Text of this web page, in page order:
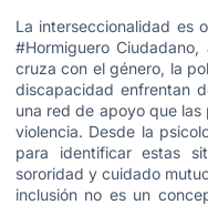
La interseccionalidad es
#Hormiguero
cruza con el género, la
discapacidad enfrentan
una red de apoyo que
violencia. Desde la
para identificar estas
sororidad y cuidado
inclusión no es un